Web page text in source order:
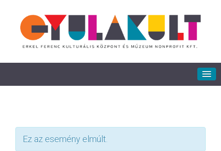
Ez az esemény elmúlt.